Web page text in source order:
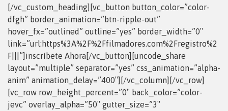
[/vc_custom_heading][vc_button button_color=”color-
dfgh” border_animation=”btn-ripple-out”
hover_fx=”outlined” outline=”yes” border_width=”0″
link=”url:https%3A%2F%2Ffilmadores.com%2Fregistro%2
F|||”]inscríbete Ahora[/vc_button][uncode_share
layout=”multiple” separator=”yes” css_animation=”alpha-
anim” animation_delay=”400″][/vc_column][/vc_row]
[vc_row row_height_percent=”0″ back_color=”color-
jevc” overlay_alpha=”50″ gutter_size=”3″